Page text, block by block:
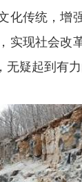
化传统，增
实现社会改
疑起到有力